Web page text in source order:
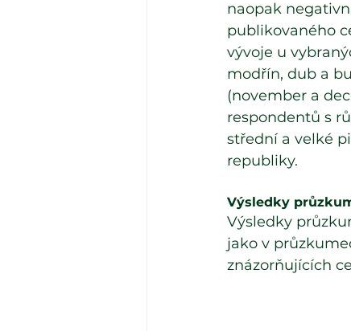
naopak
publikovaného
vývoje u
modřín, dub a
(november a
respondentů s
střední a velké
republiky.
Výsledky
Výsledky
jako v
znázorňujících